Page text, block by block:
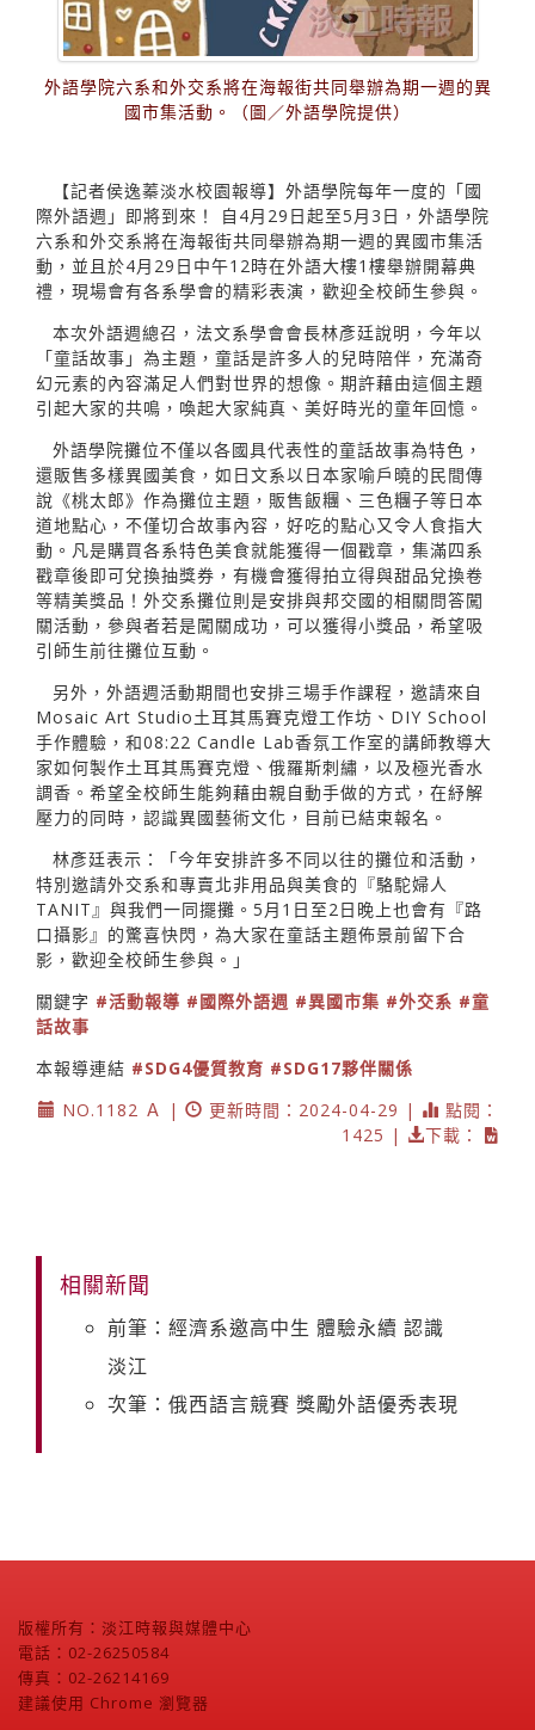
外語學院六系和外交系將在海報街共同舉辦為期一週的異
國市集活動。（圖／外語學院提供）
【記者侯逸蓁淡水校園報導】外語學院每年一度的「國
際外語週」即將到來！ 自4月29日起至5月3日，外語學院
六系和外交系將在海報街共同舉辦為期一週的異國市集活
動，並且於4月29日中午12時在外語大樓1樓舉辦開幕典
禮，現場會有各系學會的精彩表演，歡迎全校師生參與。
本次外語週總召，法文系學會會長林彥廷說明，今年以
「童話故事」為主題，童話是許多人的兒時陪伴，充滿奇
幻元素的內容滿足人們對世界的想像。期許藉由這個主題
引起大家的共鳴，喚起大家純真、美好時光的童年回憶。
外語學院攤位不僅以各國具代表性的童話故事為特色，
還販售多樣異國美食，如日文系以日本家喻戶曉的民間傳
說《桃太郎》作為攤位主題，販售飯糰、三色糰子等日本
道地點心，不僅切合故事內容，好吃的點心又令人食指大
動。凡是購買各系特色美食就能獲得一個戳章，集滿四系
戳章後即可兌換抽獎券，有機會獲得拍立得與甜品兌換卷
等精美獎品！外交系攤位則是安排與邦交國的相關問答闖
關活動，參與者若是闖關成功，可以獲得小獎品，希望吸
引師生前往攤位互動。
另外，外語週活動期間也安排三場手作課程，邀請來自
Mosaic Art Studio土耳其馬賽克燈工作坊、DIY School
手作體驗，和08:22 Candle Lab香氛工作室的講師教導大
家如何製作土耳其馬賽克燈、俄羅斯刺繡，以及極光香水
調香。希望全校師生能夠藉由親自動手做的方式，在紓解
壓力的同時，認識異國藝術文化，目前已結束報名。
林彥廷表示：「今年安排許多不同以往的攤位和活動，
特別邀請外交系和專賣北非用品與美食的『駱駝婦人
TANIT』與我們一同擺攤。5月1日至2日晚上也會有『路
口攝影』的驚喜快閃，為大家在童話主題佈景前留下合
影，歡迎全校師生參與。」
關鍵字 #活動報導 #國際外語週 #異國市集 #外交系 #童
話故事
本報導連結 #SDG4優質教育 #SDG17夥伴關係
NO.1182 Ａ |
更新時間：2024-04-29 |
點閱：
1425 |
下載：
相關新聞
前筆：經濟系邀高中生 體驗永續 認識
淡江
次筆：俄西語言競賽 獎勵外語優秀表現
版權所有：淡江時報與媒體中心
電話：02-26250584
傳真：02-26214169
建議使用 Chrome 瀏覽器